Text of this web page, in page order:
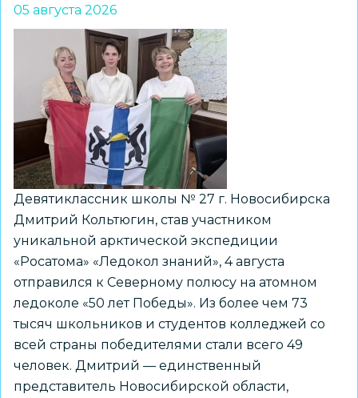
как
школьники
Новосибирска
получили
возможность
прикоснуться
к
древней
истории
05 августа 2026
Девятиклассник школы № 27 г. Новосибирска
Дмитрий Кольтюгин, став участником
уникальной арктической экспедиции
«Росатома» «Ледокол знаний», 4 августа
отправился к Северному полюсу на атомном
ледоколе «50 лет Победы». Из более чем 73
тысяч школьников и студентов колледжей со
всей страны победителями стали всего 49
человек. Дмитрий — единственный
представитель Новосибирской области,